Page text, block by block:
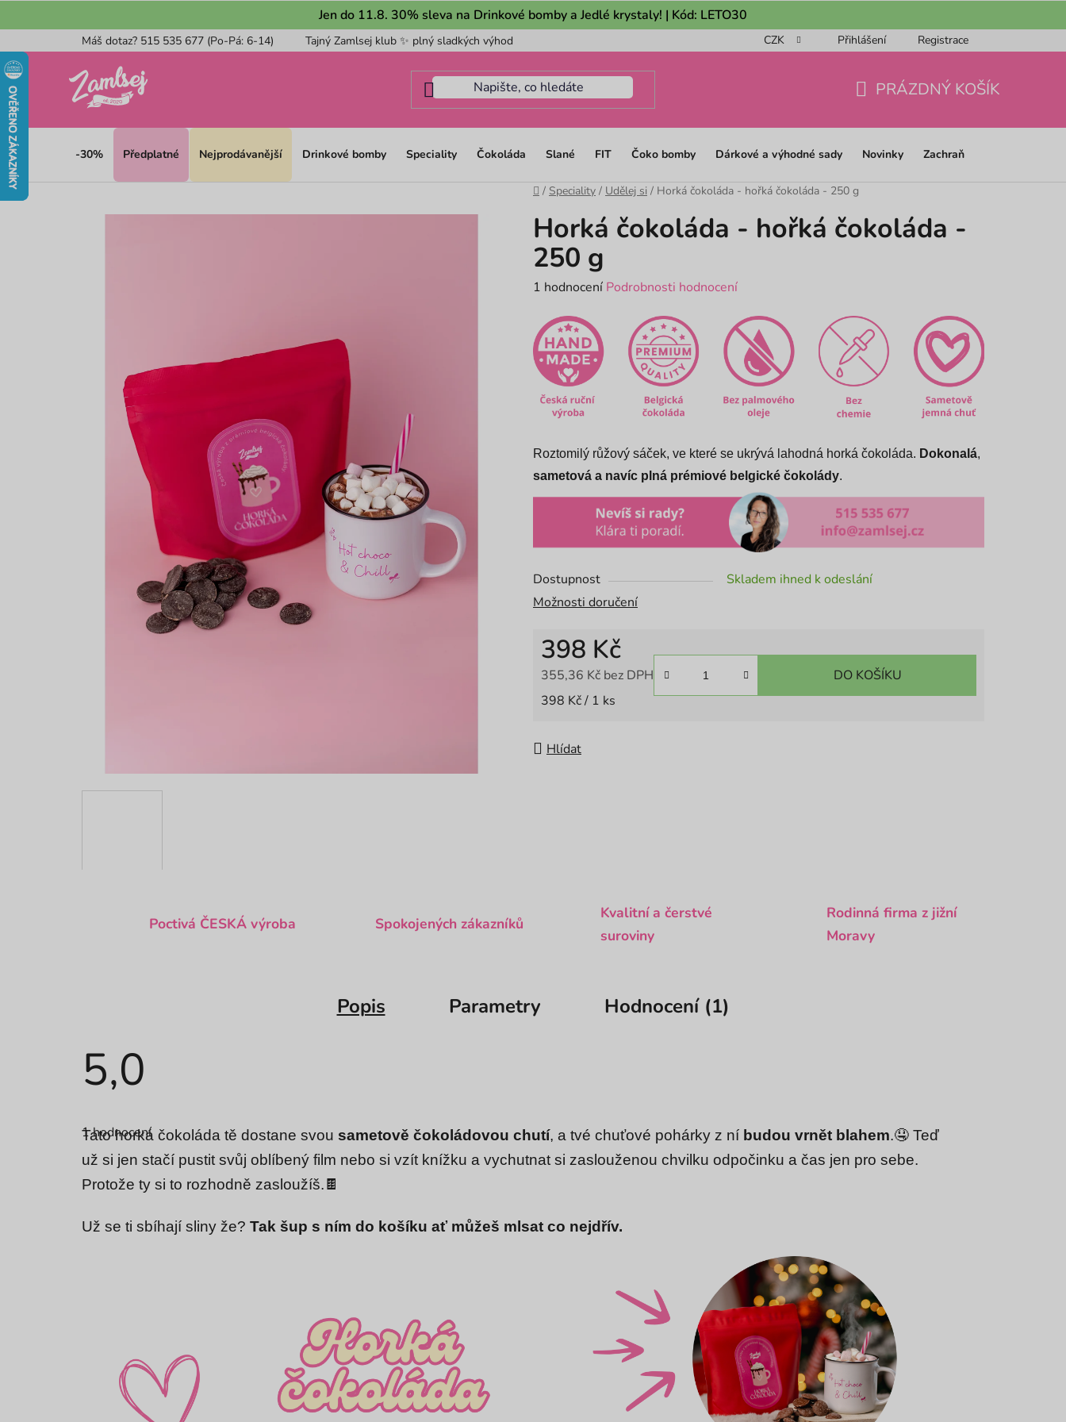
na
Jen do 11.8. 30% sleva na Drinkové bomby a Jedlé krystaly! | Kód: LETO30
Máš dotaz? 515 535 677 (Po-Pá: 6-14) Tajný Zamlsej klub ✨ plný sladkých výhod Mám dotaz na mou objednávku 📦 Obchodní podmínky Podmínky ochrany
CZK Přihlášení Registrace
KOŠÍK
PRÁZDNÝ KOŠÍK
-30% Předplatné Nejprodávanější Drinkové bomby Speciality Čokoláda Slané FIT Čoko bomby Dárkové a výhodné sady Novinky Zachraň
Domů
/ Speciality / Udělej si / Horká čokoláda - hořká čokoláda - 250 g
Horká čokoláda - hořká čokoláda -
250 g
Průměrné
produktu
je
5,0
1 hodnocení Podrobnosti hodnocení
Roztomilý růžový sáček, ve které se ukrývá lahodná horká čokoláda. Dokonalá,
sametová a navíc plná prémiové belgické čokolády.
Dostupnost
Skladem ihned k odeslání
Možnosti doručení
398 Kč
355,36 Kč bez DPH
Měrná cena:
398 Kč / 1 ks
DO KOŠÍKU
Hlídat
Poctivá ČESKÁ výroba Spokojených zákazníků
Kvalitní a čerstvé
suroviny
Rodinná firma z jižní
Moravy
Popis Parametry Hodnocení (1)
5,0
produktu
5,0
5
1 hodnocení
Tato horká čokoláda tě dostane svou sametově čokoládovou chutí, a tvé chuťové pohárky z ní budou vrnět blahem.🤤 Teď
už si jen stačí pustit svůj oblíbený film nebo si vzít knížku a vychutnat si zaslouženou chvilku odpočinku a čas jen pro sebe.
Protože ty si to rozhodně zasloužíš. 🍫
Už se ti sbíhají sliny že? Tak šup s ním do košíku ať můžeš mlsat co nejdřív.